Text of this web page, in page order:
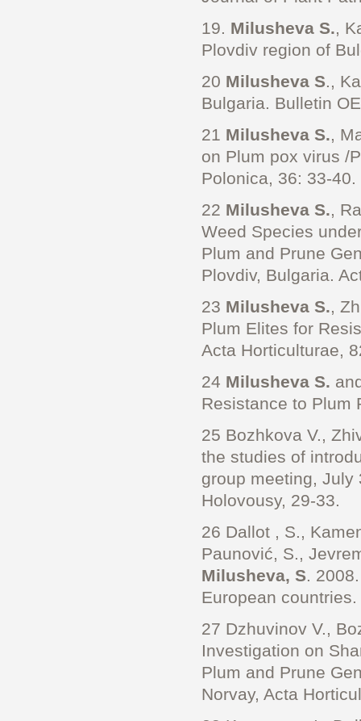
19. Milusheva S.,
Plovdiv region of
20 Milusheva S.,
Bulgaria. Bulletin
21 Milusheva S.,
on Plum pox virus /
Polonica, 36: 33-40.
22 Milusheva S.,
Weed Species
Plum and Prune
Plovdiv, Bulgaria.
23 Milusheva S.,
Plum Elites for
Acta Horticulturae,
24 Milusheva S.
Resistance to Plum
25 Bozhkova V.,
the studies of
group meeting, July
Holovousy, 29-33.
26 Dallot , S.,
Paunović, S.,
Milusheva, S.
European
27 Dzhuvinov V.,
Investigation on
Plum and Prune
Norvay, Acta